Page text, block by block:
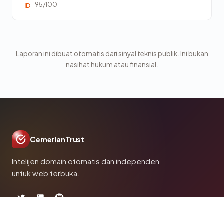
ID 95/100
Laporan ini dibuat otomatis dari sinyal teknis publik. Ini bukan
nasihat hukum atau finansial.
CemerlanTrust
Intelijen domain otomatis dan independen
untuk web terbuka.